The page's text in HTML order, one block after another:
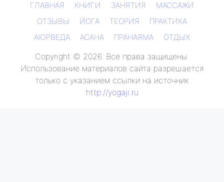
ГЛАВНАЯ КНИГИ ЗАНЯТИЯ
МАССАЖИ
ОТЗЫВЫ
ЙОГА ТЕОРИЯ
ПРАКТИКА
АЮРВЕДА
АСАНА ПРАНАЯМА ОТДЫХ
Copyright © 2026. Все права защищены.
Использование материалов сайта разрешается
только с указанием ссылки на источник
http://yogaji.ru